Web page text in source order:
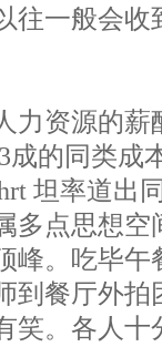
往一般会收
力资源的
成的同类成
坦率道出
多点思想
峰。吃毕
到餐厅外
笑。各人